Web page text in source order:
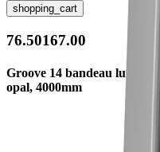
shopping_cart
76.50167.00
Groove 14 bandeau lumineux
opal, 4000mm